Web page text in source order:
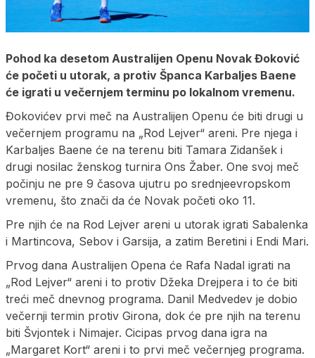
Pohod ka desetom Australijen Openu Novak Đoković
će početi u utorak, a protiv Španca Karbaljes Baene
će igrati u večernjem terminu po lokalnom vremenu.
Đokovićev prvi meč na Australijen Openu će biti drugi u
večernjem programu na „Rod Lejver“ areni. Pre njega i
Karbaljes Baene će na terenu biti Tamara Zidanšek i
drugi nosilac ženskog turnira Ons Žaber. One svoj meč
počinju ne pre 9 časova ujutru po srednjeevropskom
vremenu, što znači da će Novak početi oko 11.
Pre njih će na Rod Lejver areni u utorak igrati Sabalenka
i Martincova, Sebov i Garsija, a zatim Beretini i Endi Mari.
Prvog dana Australijen Opena će Rafa Nadal igrati na
„Rod Lejver“ areni i to protiv Džeka Drejpera i to će biti
treći meč dnevnog programa. Danil Medvedev je dobio
večernji termin protiv Girona, dok će pre njih na terenu
biti Švjontek i Nimajer. Cicipas prvog dana igra na
„Margaret Kort“ areni i to prvi meč večernjeg programa.